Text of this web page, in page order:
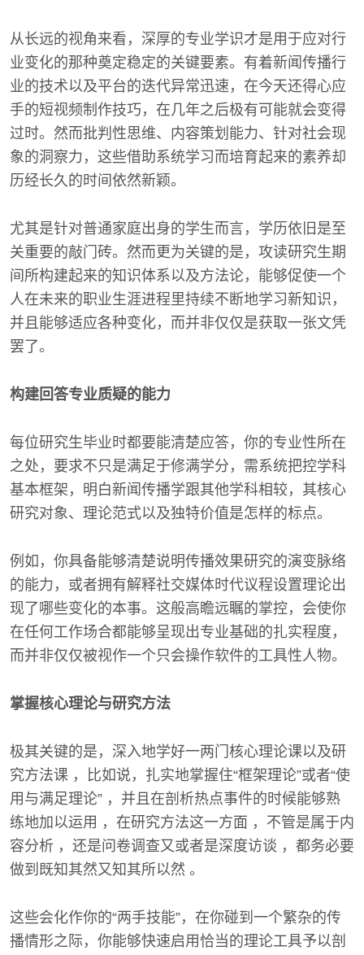
从长远的视角来看，深厚的专业学识才是用于应对行
业变化的那种奠定稳定的关键要素。有着新闻传播行
业的技术以及平台的迭代异常迅速，在今天还得心应
手的短视频制作技巧，在几年之后极有可能就会变得
过时。然而批判性思维、内容策划能力、针对社会现
象的洞察力，这些借助系统学习而培育起来的素养却
历经长久的时间依然新颖。
尤其是针对普通家庭出身的学生而言，学历依旧是至
关重要的敲门砖。然而更为关键的是，攻读研究生期
间所构建起来的知识体系以及方法论，能够促使一个
人在未来的职业生涯进程里持续不断地学习新知识，
并且能够适应各种变化，而并非仅仅是获取一张文凭
罢了。
构建回答专业质疑的能力
每位研究生毕业时都要能清楚应答，你的专业性所在
之处，要求不只是满足于修满学分，需系统把控学科
基本框架，明白新闻传播学跟其他学科相较，其核心
研究对象、理论范式以及独特价值是怎样的标点。
例如，你具备能够清楚说明传播效果研究的演变脉络
的能力，或者拥有解释社交媒体时代议程设置理论出
现了哪些变化的本事。这般高瞻远瞩的掌控，会使你
在任何工作场合都能够呈现出专业基础的扎实程度，
而并非仅仅被视作一个只会操作软件的工具性人物。
掌握核心理论与研究方法
极其关键的是，深入地学好一两门核心理论课以及研
究方法课 ，比如说，扎实地掌握住“框架理论”或者“使
用与满足理论” ，并且在剖析热点事件的时候能够熟
练地加以运用 ，在研究方法这一方面 ，不管是属于内
容分析 ，还是问卷调查又或者是深度访谈 ，都务必要
做到既知其然又知其所以然 。
这些会化作你的“两手技能”，在你碰到一个繁杂的传
播情形之际，你能够快速启用恰当的理论工具予以剖